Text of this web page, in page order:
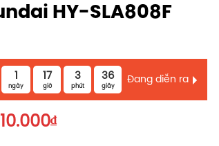
HY-SLA808F
1
ngày
17
giờ
3
phút
35
giây
Đang diễn ra
₫Giá